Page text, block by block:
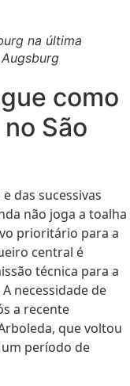
na última
como
São
das sucessivas
não joga a toalha
prioritário para a
central é
técnica para a
necessidade de
a recente
que voltou
período de